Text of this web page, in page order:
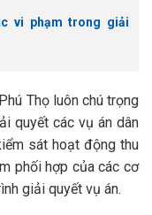
vi phạm trong giải
Thọ luôn chú trọng
quyết các vụ án dân
sát hoạt động thu
phối hợp của các cơ
giải quyết vụ án.